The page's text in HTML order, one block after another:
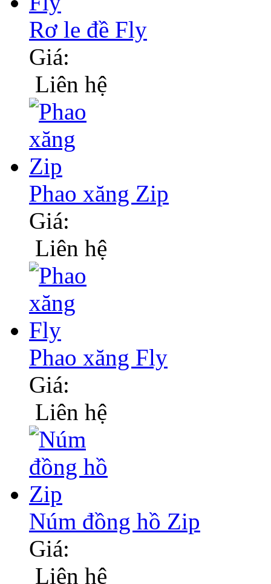
Rơ le đề Fly
Giá:
Liên hệ
Phao xăng Zip
Giá:
Liên hệ
Phao xăng Fly
Giá:
Liên hệ
Núm đồng hồ Zip
Giá:
Liên hệ